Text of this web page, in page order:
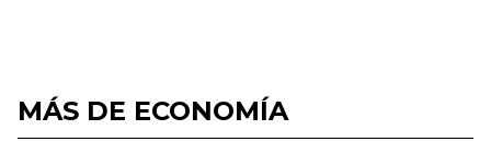
MÁS DE ECONOMÍA